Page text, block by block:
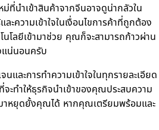
ที่นำเข้าสินค้าจากจีนอาจดูน่ากลัวใน
ความเข้าใจในเงื่อนไขการค้าที่ถูกต้อง
นโลยีเข้ามาช่วย คุณก็จะสามารถก้าวผ่าน
แน่นอนครับ
นและการทำความเข้าใจในทุกรายละเอียด
ะทำให้ธุรกิจนำเข้าของคุณประสบความ
มาหยุดยั้งคุณได้ หากคุณเตรียมพร้อมและ